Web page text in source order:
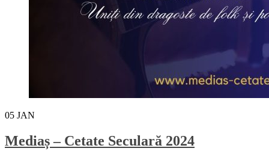
05 JAN
Mediaș – Cetate Seculară 2024